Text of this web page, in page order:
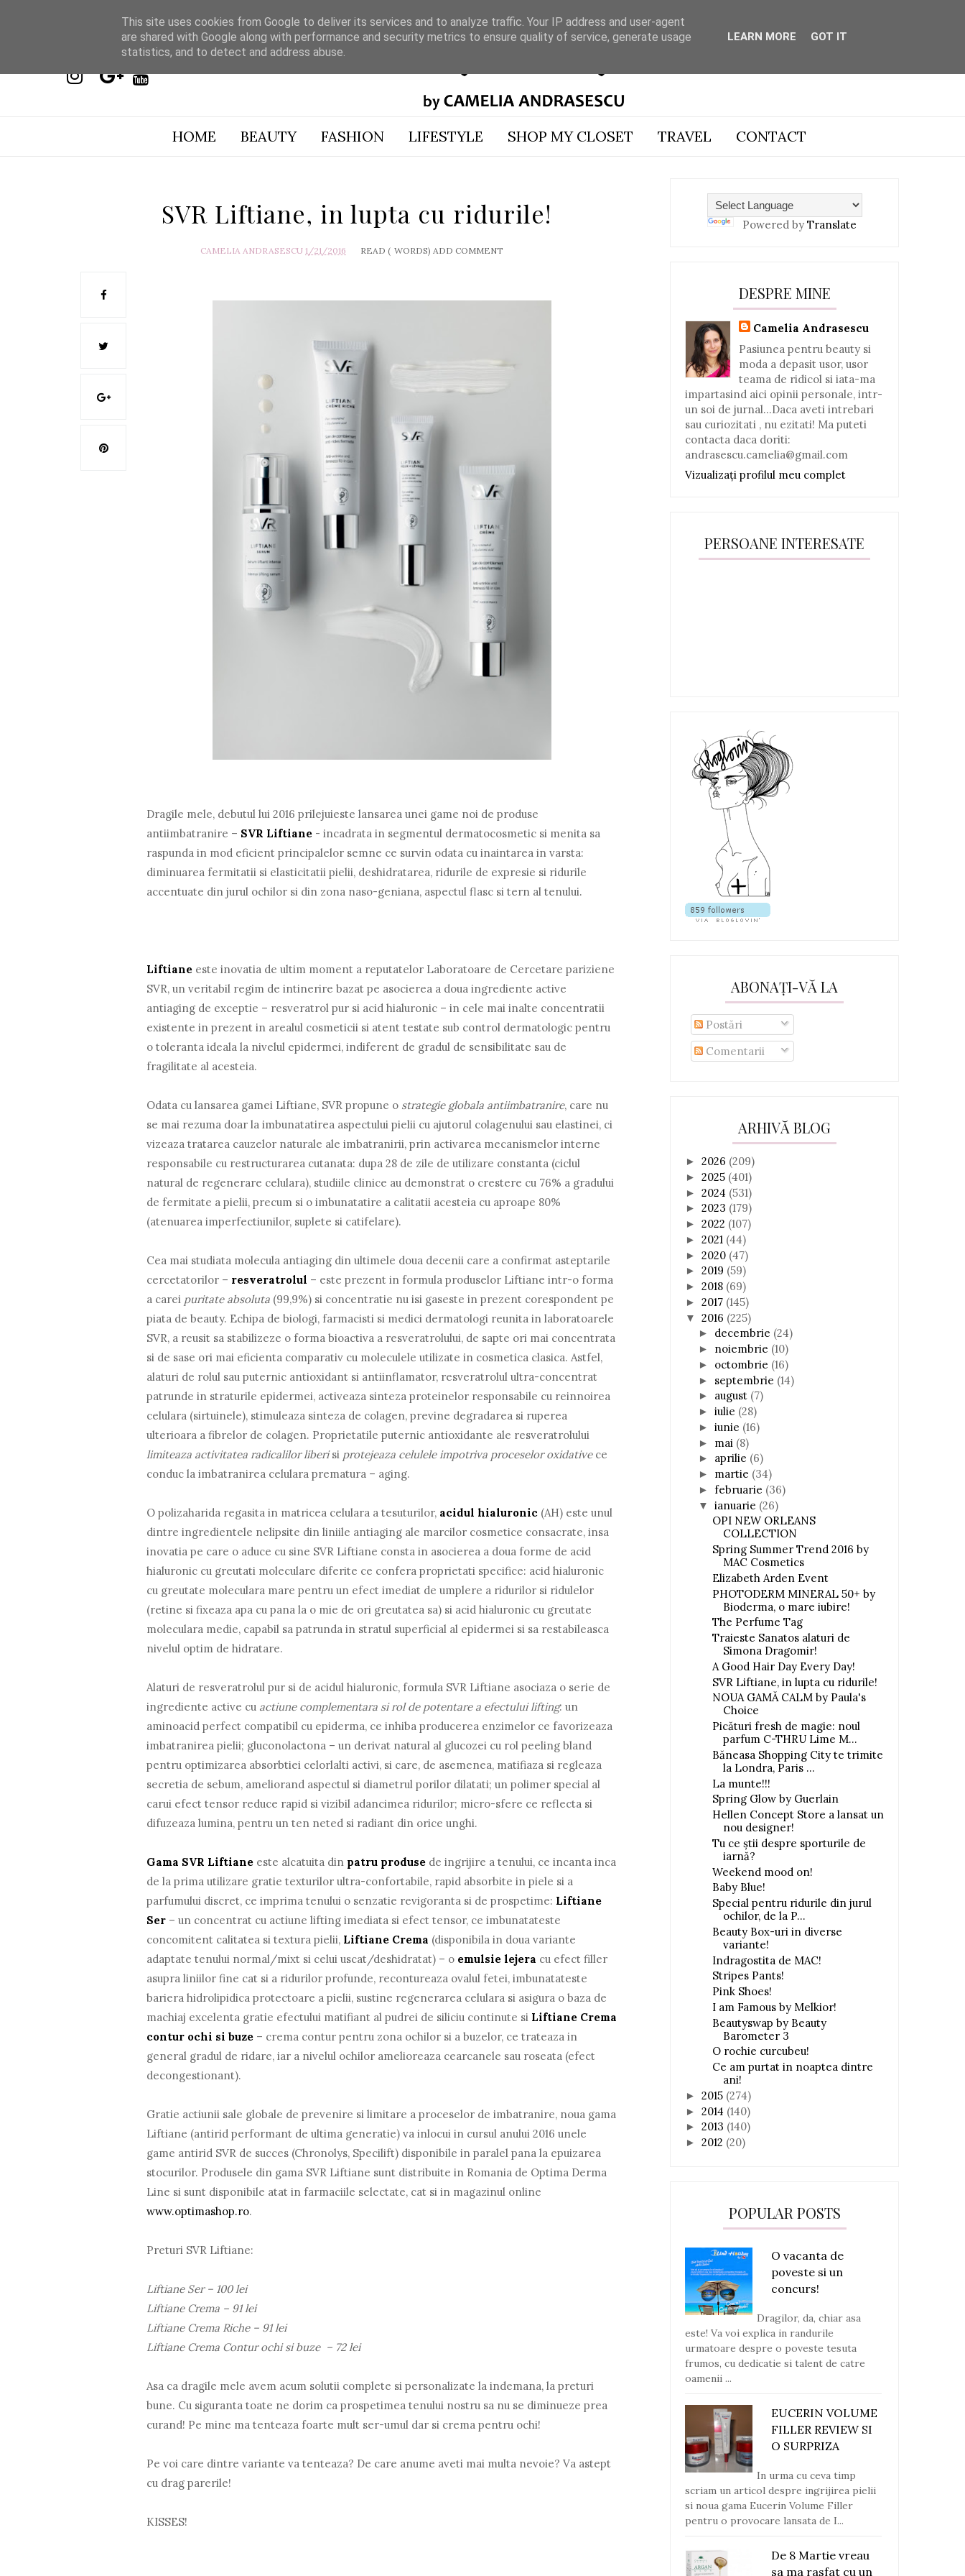
HOME BEAUTY FASHION LIFESTYLE SHOP MY CLOSET TRAVEL CONTACT
SVR Liftiane, in lupta cu ridurile!
CAMELIA ANDRASESCU 1/21/2016 READ ( WORDS) ADD COMMENT
Dragile mele, debutul lui 2016 prilejuieste lansarea unei game noi de produse
antiimbatranire – SVR Liftiane - incadrata in segmentul dermatocosmetic si menita sa
raspunda in mod eficient principalelor semne ce survin odata cu inaintarea in varsta:
diminuarea fermitatii si elasticitatii pielii, deshidratarea, ridurile de expresie si ridurile
accentuate din jurul ochilor si din zona naso-geniana, aspectul flasc si tern al tenului.
Liftiane este inovatia de ultim moment a reputatelor Laboratoare de Cercetare pariziene
SVR, un veritabil regim de intinerire bazat pe asocierea a doua ingrediente active
antiaging de exceptie – resveratrol pur si acid hialuronic – in cele mai inalte concentratii
existente in prezent in arealul cosmeticii si atent testate sub control dermatologic pentru
o toleranta ideala la nivelul epidermei, indiferent de gradul de sensibilitate sau de
fragilitate al acesteia.
Odata cu lansarea gamei Liftiane, SVR propune o strategie globala antiimbatranire, care nu
se mai rezuma doar la imbunatatirea aspectului pielii cu ajutorul colagenului sau elastinei, ci
vizeaza tratarea cauzelor naturale ale imbatranirii, prin activarea mecanismelor interne
responsabile cu restructurarea cutanata: dupa 28 de zile de utilizare constanta (ciclul
natural de regenerare celulara), studiile clinice au demonstrat o crestere cu 76% a gradului
de fermitate a pielii, precum si o imbunatatire a calitatii acesteia cu aproape 80%
(atenuarea imperfectiunilor, suplete si catifelare).
Cea mai studiata molecula antiaging din ultimele doua decenii care a confirmat asteptarile
cercetatorilor – resveratrolul – este prezent in formula produselor Liftiane intr-o forma
a carei puritate absoluta (99,9%) si concentratie nu isi gaseste in prezent corespondent pe
piata de beauty. Echipa de biologi, farmacisti si medici dermatologi reunita in laboratoarele
SVR, a reusit sa stabilizeze o forma bioactiva a resveratrolului, de sapte ori mai concentrata
si de sase ori mai eficienta comparativ cu moleculele utilizate in cosmetica clasica. Astfel,
alaturi de rolul sau puternic antioxidant si antiinflamator, resveratrolul ultra-concentrat
patrunde in straturile epidermei, activeaza sinteza proteinelor responsabile cu reinnoirea
celulara (sirtuinele), stimuleaza sinteza de colagen, previne degradarea si ruperea
ulterioara a fibrelor de colagen. Proprietatile puternic antioxidante ale resveratrolului
limiteaza activitatea radicalilor liberisi protejeaza celulele impotriva proceselor oxidativece
conduc la imbatranirea celulara prematura – aging.
O polizaharida regasita in matricea celulara a tesuturilor, acidul hialuronic (AH) este unul
dintre ingredientele nelipsite din liniile antiaging ale marcilor cosmetice consacrate, insa
inovatia pe care o aduce cu sine SVR Liftiane consta in asocierea a doua forme de acid
hialuronic cu greutati moleculare diferite ce confera proprietati specifice: acid hialuronic
cu greutate moleculara mare pentru un efect imediat de umplere a ridurilor si ridulelor
(retine si fixeaza apa cu pana la o mie de ori greutatea sa) si acid hialuronic cu greutate
moleculara medie, capabil sa patrunda in stratul superficial al epidermei si sa restabileasca
nivelul optim de hidratare.
Alaturi de resveratrolul pur si de acidul hialuronic, formula SVR Liftiane asociaza o serie de
ingrediente active cu actiune complementara si rol de potentare a efectului lifting: un
aminoacid perfect compatibil cu epiderma, ce inhiba producerea enzimelor ce favorizeaza
imbatranirea pielii; gluconolactona – un derivat natural al glucozei cu rol peeling bland
pentru optimizarea absorbtiei celorlalti activi, si care, de asemenea, matifiaza si regleaza
secretia de sebum, ameliorand aspectul si diametrul porilor dilatati; un polimer special al
carui efect tensor reduce rapid si vizibil adancimea ridurilor; micro-sfere ce reflecta si
difuzeaza lumina, pentru un ten neted si radiant din orice unghi.
Gama SVR Liftiane este alcatuita din patru produse de ingrijire a tenului, ce incanta inca
de la prima utilizare gratie texturilor ultra-confortabile, rapid absorbite in piele si a
parfumului discret, ce imprima tenului o senzatie revigoranta si de prospetime: Liftiane
Ser – un concentrat cu actiune lifting imediata si efect tensor, ce imbunatateste
concomitent calitatea si textura pielii, Liftiane Crema (disponibila in doua variante
adaptate tenului normal/mixt si celui uscat/deshidratat) – o emulsie lejera cu efect filler
asupra liniilor fine cat si a ridurilor profunde, recontureaza ovalul fetei, imbunatateste
bariera hidrolipidica protectoare a pielii, sustine regenerarea celulara si asigura o baza de
machiaj excelenta gratie efectului matifiant al pudrei de siliciu continute si Liftiane Crema
contur ochi si buze – crema contur pentru zona ochilor si a buzelor, ce trateaza in
general gradul de ridare, iar a nivelul ochilor amelioreaza cearcanele sau roseata (efect
decongestionant).
Gratie actiunii sale globale de prevenire si limitare a proceselor de imbatranire, noua gama
Liftiane (antirid performant de ultima generatie) va inlocui in cursul anului 2016 unele
game antirid SVR de succes (Chronolys, Specilift) disponibile in paralel pana la epuizarea
stocurilor. Produsele din gama SVR Liftiane sunt distribuite in Romania de Optima Derma
Line si sunt disponibile atat in farmaciile selectate, cat si in magazinul online
www.optimashop.ro.
Preturi SVR Liftiane:
Liftiane Ser – 100 lei
Liftiane Crema – 91 lei
Liftiane Crema Riche – 91 lei
Liftiane Crema Contur ochi si buze – 72 lei
Asa ca dragile mele avem acum solutii complete si personalizate la indemana, la preturi
bune. Cu siguranta toate ne dorim ca prospetimea tenului nostru sa nu se diminueze prea
curand! Pe mine ma tenteaza foarte mult ser-umul dar si crema pentru ochi!
Pe voi care dintre variante va tenteaza? De care anume aveti mai multa nevoie? Va astept
cu drag parerile!
KISSES!
Powered by Translate
DESPRE MINE
Camelia Andrasescu
Pasiunea pentru beauty si
moda a depasit usor, usor
teama de ridicol si iata-ma
impartasind aici opinii personale, intr-
un soi de jurnal...Daca aveti intrebari
sau curiozitati , nu ezitati! Ma puteti
contacta daca doriti:
andrasescu.camelia@gmail.com
Vizualizați profilul meu complet
PERSOANE INTERESATE
ABONAȚI-VĂ LA
Postări
Comentarii
ARHIVĂ BLOG
► 2026 (209)
► 2025 (401)
► 2024 (531)
► 2023 (179)
► 2022 (107)
► 2021 (44)
► 2020 (47)
► 2019 (59)
► 2018 (69)
► 2017 (145)
▼ 2016 (225)
► decembrie (24)
► noiembrie (10)
► octombrie (16)
► septembrie (14)
► august (7)
► iulie (28)
► iunie (16)
► mai (8)
► aprilie (6)
► martie (34)
► februarie (36)
▼ ianuarie (26)
OPI NEW ORLEANS
COLLECTION
Spring Summer Trend 2016 by
MAC Cosmetics
Elizabeth Arden Event
PHOTODERM MINERAL 50+ by
Bioderma, o mare iubire!
The Perfume Tag
Traieste Sanatos alaturi de
Simona Dragomir!
A Good Hair Day Every Day!
SVR Liftiane, in lupta cu ridurile!
NOUA GAMĂ CALM by Paula's
Choice
Picături fresh de magie: noul
parfum C-THRU Lime M...
Băneasa Shopping City te trimite
la Londra, Paris ...
La munte!!!
Spring Glow by Guerlain
Hellen Concept Store a lansat un
nou designer!
Tu ce ştii despre sporturile de
iarnă?
Weekend mood on!
Baby Blue!
Special pentru ridurile din jurul
ochilor, de la P...
Beauty Box-uri in diverse
variante!
Indragostita de MAC!
Stripes Pants!
Pink Shoes!
I am Famous by Melkior!
Beautyswap by Beauty
Barometer 3
O rochie curcubeu!
Ce am purtat in noaptea dintre
ani!
► 2015 (274)
► 2014 (140)
► 2013 (140)
► 2012 (20)
POPULAR POSTS
O vacanta de
poveste si un
concurs!
Dragilor, da, chiar asa
este! Va voi explica in randurile
urmatoare despre o poveste tesuta
frumos, cu dedicatie si talent de catre
oamenii ...
EUCERIN VOLUME
FILLER REVIEW SI
O SURPRIZA
In urma cu ceva timp
scriam un articol despre ingrijirea pielii
si noua gama Eucerin Volume Filler
pentru o provocare lansata de I...
De 8 Martie vreau
sa ma rasfat cu un
This site uses cookies from Google to deliver its services and to analyze traffic. Your IP address and user-agent
are shared with Google along with performance and security metrics to ensure quality of service, generate usage
statistics, and to detect and address abuse.
LEARN MORE GOT IT